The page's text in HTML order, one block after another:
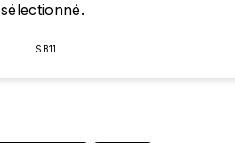
sélectionné.
SB11